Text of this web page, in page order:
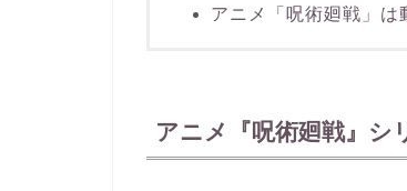
アニメ「呪術廻戦」は
アニメ『呪術廻戦』シ